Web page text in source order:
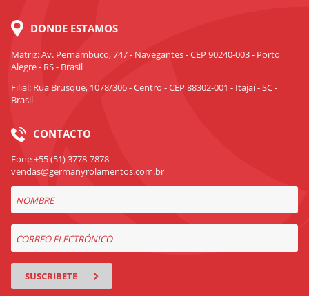
DONDE ESTAMOS
Matriz: Av. Pernambuco, 747 - Navegantes - CEP 90240-003 - Porto
Alegre - RS - Brasil
Filial: Rua Brusque, 1078/306 - Centro - CEP 88302-001 - Itajaí - SC -
Brasil
CONTACTO
Fone +55 (51) 3778-7878
vendas@germanyrolamentos.com.br
SUSCRIBETE